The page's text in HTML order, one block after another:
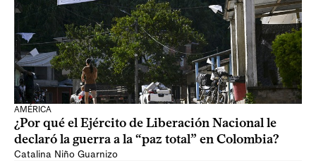
AMÉRICA
¿Por qué el Ejército de Liberación Nacional le
declaró la guerra a la “paz total” en Colombia?
Catalina Niño Guarnizo